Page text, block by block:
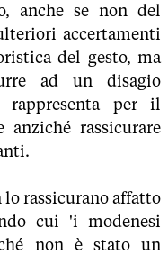
anche se non del
accertamenti
del gesto, ma
ad un disagio
rappresenta per il
anziché rassicurare
rassicurano affatto
cui 'i modenesi
non è stato un